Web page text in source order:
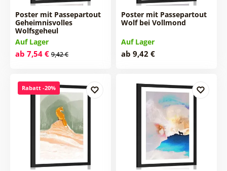
Poster mit Passepartout
Geheimnisvolles
Wolfsgeheul
Auf Lager
ab 7,54 € 9,42 €
Poster mit Passepartout
Wolf bei Vollmond
Auf Lager
ab 9,42 €
Rabatt -20%